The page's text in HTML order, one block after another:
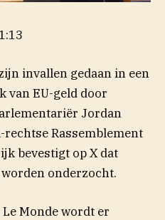
invallen gedaan in een
van EU-geld door
Jordan
Rassemblement
bevestigt op X dat
onderzocht.
Monde wordt er